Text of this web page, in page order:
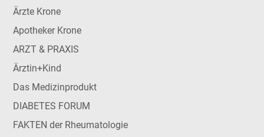
Ärzte Krone
Apotheker Krone
ARZT & PRAXIS
Ärztin+Kind
Das Medizinprodukt
DIABETES FORUM
FAKTEN der Rheumatologie